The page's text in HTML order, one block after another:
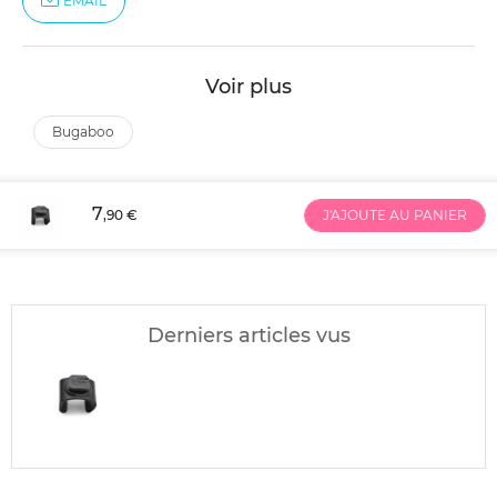
Voir plus
bugaboo
7,90 € J'AJOUTE AU PANIER
Derniers articles vus